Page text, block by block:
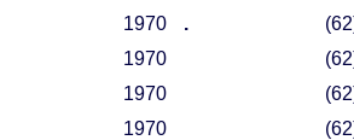
1970 . 62
1970 62
1970 62
1970 62